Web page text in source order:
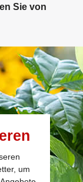
Sie von
um